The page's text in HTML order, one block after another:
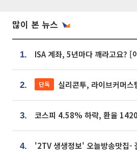
많이 본 뉴스
1. ISA 계좌, 5년마다 깨라고요? [
2. 단독 실리콘투, 라이브커머스팀 신설…K뷰티 ‘글
3. 코스피 4.58% 하락, 환율
4.